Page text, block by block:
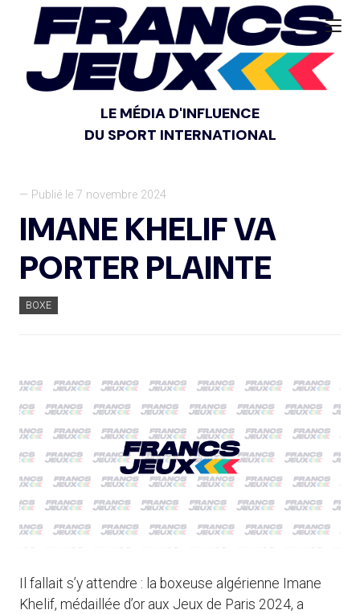
LE MÉDIA D'INFLUENCE
DU SPORT INTERNATIONAL
— Publié le 7 novembre 2024
IMANE KHELIF VA
PORTER PLAINTE
BOXE
Il fallait s’y attendre : la boxeuse algérienne Imane
Khelif, médaillée d’or aux Jeux de Paris 2024, a